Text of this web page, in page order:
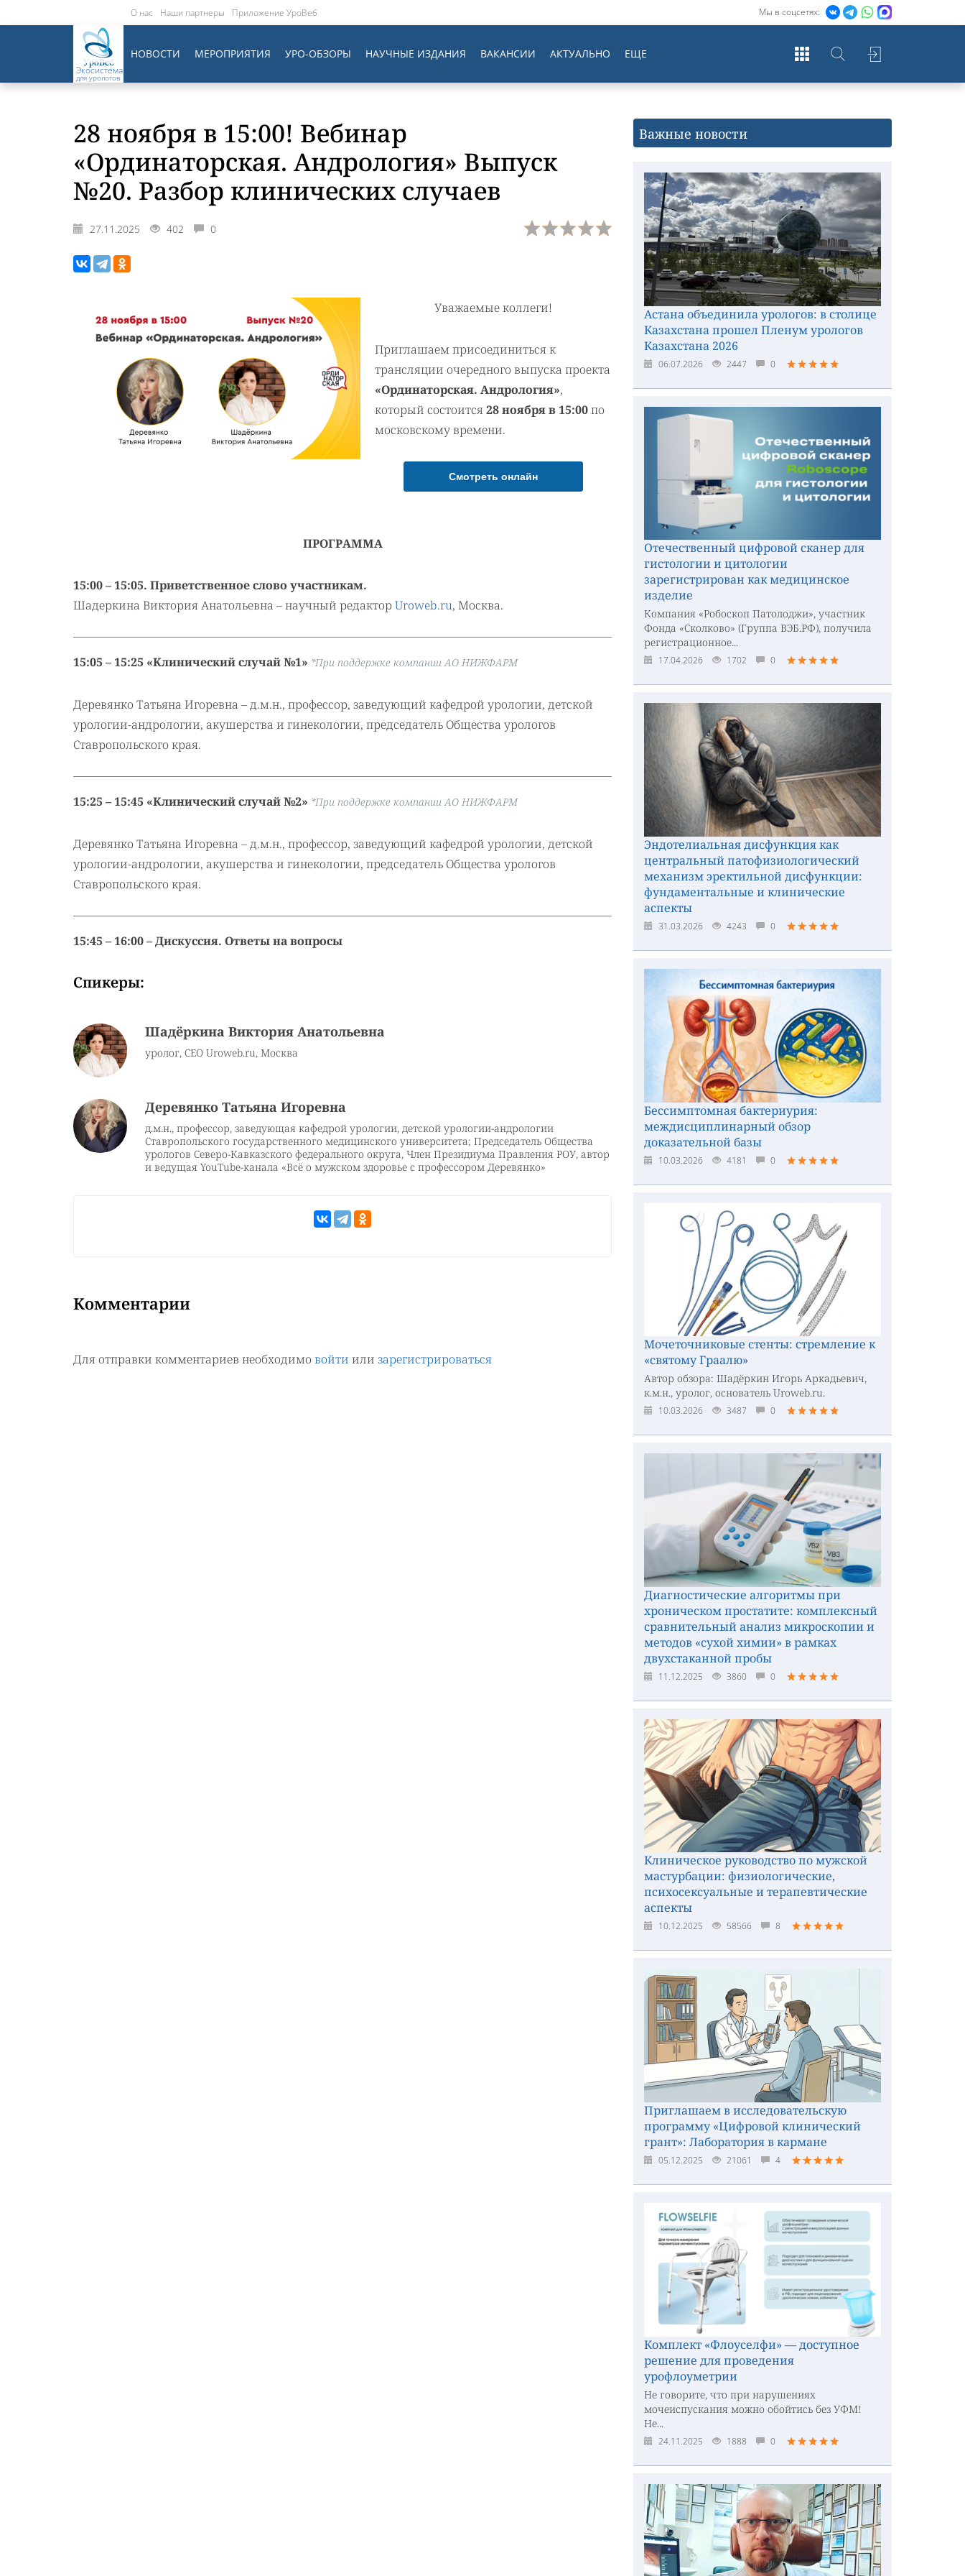
Мы в соцсетях:
О нас Наши партнеры Приложение УроВеб
Экосистема
для урологов
НОВОСТИ МЕРОПРИЯТИЯ УРО-ОБЗОРЫ НАУЧНЫЕ ИЗДАНИЯ ВАКАНСИИ АКТУАЛЬНО ЕЩЕ
28 ноября в 15:00! Вебинар
«Ординаторская. Андрология» Выпуск
№20. Разбор клинических случаев
27.11.2025 402 0
Уважаемые коллеги!
Приглашаем присоединиться к
трансляции очередного выпуска проекта
«Ординаторская. Андрология»,
который состоится28 ноября в 15:00по
московскому времени.
Смотреть онлайн
ПРОГРАММА
15:00 – 15:05. Приветственное слово участникам.
Шадеркина Виктория Анатольевна – научный редактор Uroweb.ru, Москва.
15:05 – 15:25 «Клинический случай №1» *При поддержке компании АО НИЖФАРМ
Деревянко Татьяна Игоревна – д.м.н., профессор, заведующий кафедрой урологии, детской
урологии-андрологии, акушерства и гинекологии, председатель Общества урологов
Ставропольского края.
15:25 – 15:45 «Клинический случай №2» *При поддержке компании АО НИЖФАРМ
Деревянко Татьяна Игоревна – д.м.н., профессор, заведующий кафедрой урологии, детской
урологии-андрологии, акушерства и гинекологии, председатель Общества урологов
Ставропольского края.
15:45 – 16:00 – Дискуссия. Ответы на вопросы
Спикеры:
Шадёркина Виктория Анатольевна
уролог, CEO Uroweb.ru, Москва
Деревянко Татьяна Игоревна
д.м.н., профессор, заведующая кафедрой урологии, детской урологии-андрологии
Ставропольского государственного медицинского университета; Председатель Общества
урологов Северо-Кавказского федерального округа, Член Президиума Правления РОУ, автор
и ведущая YouTube-канала «Вcё о мужском здоровье с профессором Деревянко»
Комментарии
Для отправки комментариев необходимо войти или зарегистрироваться
Важные новости
Астана объединила урологов: в столице
Казахстана прошел Пленум урологов
Казахстана 2026
06.07.2026 2447 0
Отечественный цифровой сканер для
гистологии и цитологии
зарегистрирован как медицинское
изделие
Компания «Робоскоп Патолоджи», участник
Фонда «Сколково» (Группа ВЭБ.РФ), получила
регистрационное...
17.04.2026 1702 0
Эндотелиальная дисфункция как
центральный патофизиологический
механизм эректильной дисфункции:
фундаментальные и клинические
аспекты
31.03.2026 4243 0
Бессимптомная бактериурия:
междисциплинарный обзор
доказательной базы
10.03.2026 4181 0
Мочеточниковые стенты: стремление к
«святому Граалю»
Автор обзора: Шадёркин Игорь Аркадьевич,
к.м.н., уролог, основатель Uroweb.ru.
10.03.2026 3487 0
Диагностические алгоритмы при
хроническом простатите: комплексный
сравнительный анализ микроскопии и
методов «сухой химии» в рамках
двухстаканной пробы
11.12.2025 3860 0
Клиническое руководство по мужской
мастурбации: физиологические,
психосексуальные и терапевтические
аспекты
10.12.2025 58566 8
Приглашаем в исследовательскую
программу «Цифровой клинический
грант»: Лаборатория в кармане
05.12.2025 21061 4
Комплект «Флоуселфи» — доступное
решение для проведения
урофлоуметрии
Не говорите, что при нарушениях
мочеиспускания можно обойтись без УФМ!
Не...
24.11.2025 1888 0